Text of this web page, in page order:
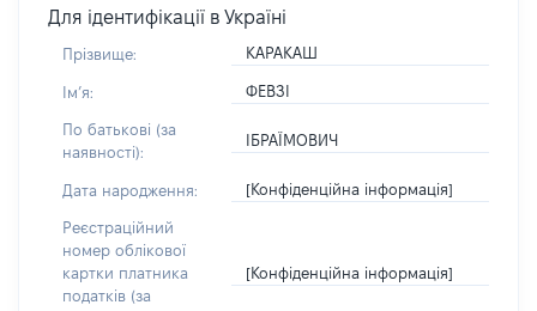
Для ідентифікації в Україні
Прізвище: КАРАКАШ
Імʼя: ФЕВЗІ
По батькові (за
наявності):
ІБРАЇМОВИЧ
Дата народження: [Конфіденційна інформація]
Реєстраційний
номер облікової
картки платника
податків (за
[Конфіденційна інформація]